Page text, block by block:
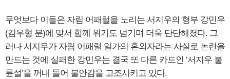
무엇보다 이들은 자림 어패럴을 노리는 서지우의 형부 강민우
(김우형 분)에 맞서 함께 위기도 넘기며 더욱 단단해졌다. 그
러나 서지우가 자림 어패럴 일가의 혼외자라는 사실로 논란을
만드는 것에 실패한 강민우는 결국 또 다른 카드인 ‘서지우 불
륜설’을 꺼내 들어 불안감을 고조시키고 있다.